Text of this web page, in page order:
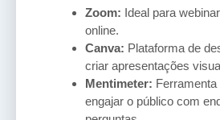
Zoom: Ideal para
online.
Canva: Plataforma de
criar apresentações
Mentimeter:
engajar o público com